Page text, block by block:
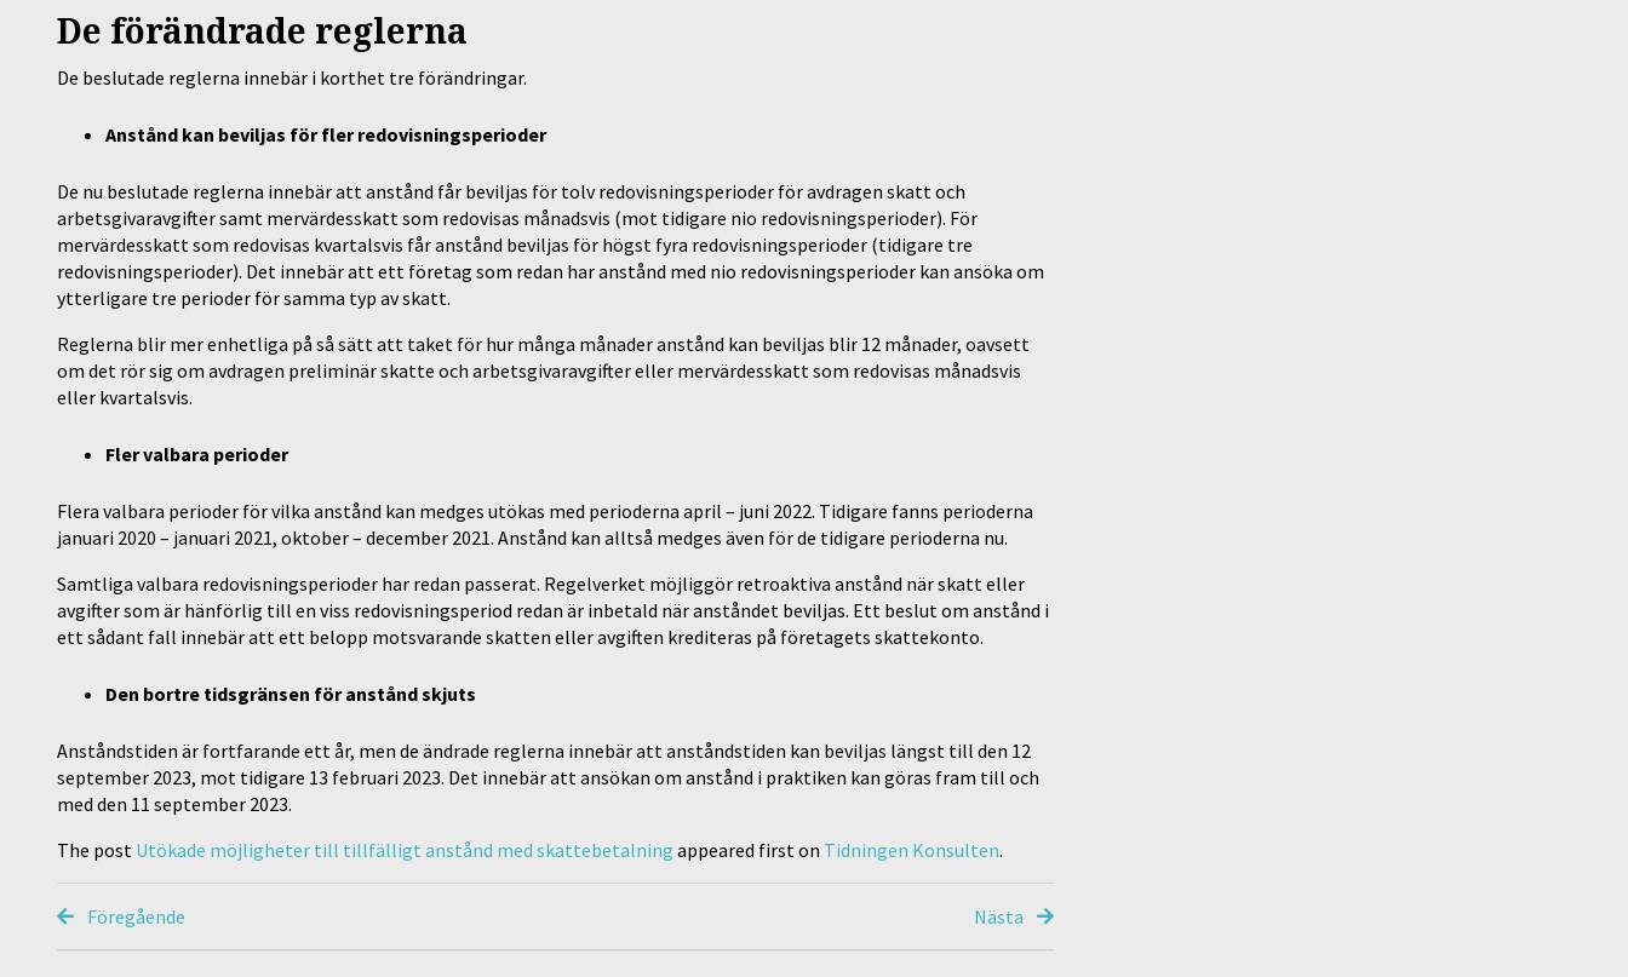
De förändrade reglerna
De beslutade reglerna innebär i korthet tre förändringar.
Anstånd kan beviljas för fler redovisningsperioder
De nu beslutade reglerna innebär att anstånd får beviljas för tolv redovisningsperioder för avdragen skatt och
arbetsgivaravgifter samt mervärdesskatt som redovisas månadsvis (mot tidigare nio redovisningsperioder). För
mervärdesskatt som redovisas kvartalsvis får anstånd beviljas för högst fyra redovisningsperioder (tidigare tre
redovisningsperioder). Det innebär att ett företag som redan har anstånd med nio redovisningsperioder kan ansöka om
ytterligare tre perioder för samma typ av skatt.
Reglerna blir mer enhetliga på så sätt att taket för hur många månader anstånd kan beviljas blir 12 månader, oavsett
om det rör sig om avdragen preliminär skatte och arbetsgivaravgifter eller mervärdesskatt som redovisas månadsvis
eller kvartalsvis.
Fler valbara perioder
Flera valbara perioder för vilka anstånd kan medges utökas med perioderna april – juni 2022. Tidigare fanns perioderna
januari 2020 – januari 2021, oktober – december 2021. Anstånd kan alltså medges även för de tidigare perioderna nu.
Samtliga valbara redovisningsperioder har redan passerat. Regelverket möjliggör retroaktiva anstånd när skatt eller
avgifter som är hänförlig till en viss redovisningsperiod redan är inbetald när anståndet beviljas. Ett beslut om anstånd i
ett sådant fall innebär att ett belopp motsvarande skatten eller avgiften krediteras på företagets skattekonto.
Den bortre tidsgränsen för anstånd skjuts
Anståndstiden är fortfarande ett år, men de ändrade reglerna innebär att anståndstiden kan beviljas längst till den 12
september 2023, mot tidigare 13 februari 2023. Det innebär att ansökan om anstånd i praktiken kan göras fram till och
med den 11 september 2023.
The post Utökade möjligheter till tillfälligt anstånd med skattebetalning appeared first on Tidningen Konsulten.
Föregående Nästa